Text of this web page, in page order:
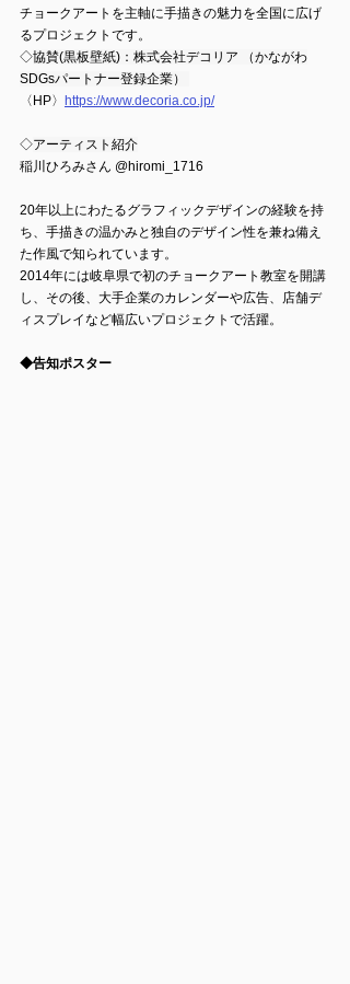
チョークアートを主軸に手描きの魅力を全国に広げ
るプロジェクトです。
◇協賛(黒板壁紙)：株式会社デコリア （かながわ
SDGsパートナー登録企業）
〈HP〉
https://www.decoria.co.jp/
◇アーティスト紹介
稲川ひろみさん @hiromi_1716
20年以上にわたるグラフィックデザインの経験を持
ち、手描きの温かみと独自のデザイン性を兼ね備え
た作風で知られています。
2014年には岐阜県で初のチョークアート教室を開講
し、その後、大手企業のカレンダーや広告、店舗デ
ィスプレイなど幅広いプロジェクトで活躍。
◆告知ポスター